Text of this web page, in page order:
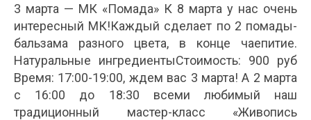
3 марта — МК «Помада» К 8 марта у нас очень
интересный МК!Каждый сделает по 2 помады-
бальзама разного цвета, в конце чаепитие.
Натуральные ингредиентыСтоимость: 900 руб
Время: 17:00-19:00, ждем вас 3 марта! А 2 марта
с 16:00 до 18:30 всеми любимый наш
традиционный мастер-класс «Живопись